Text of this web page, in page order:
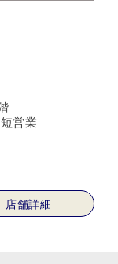
営業
店舗詳細